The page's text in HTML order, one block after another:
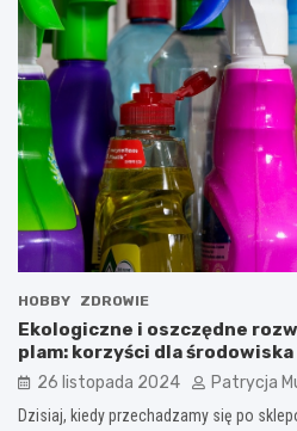
HOBBY ZDROWIE
Ekologiczne i oszczędne
plam: korzyści dla
26 listopada 2024 Patrycja
Dzisiaj, kiedy przechadzamy się po